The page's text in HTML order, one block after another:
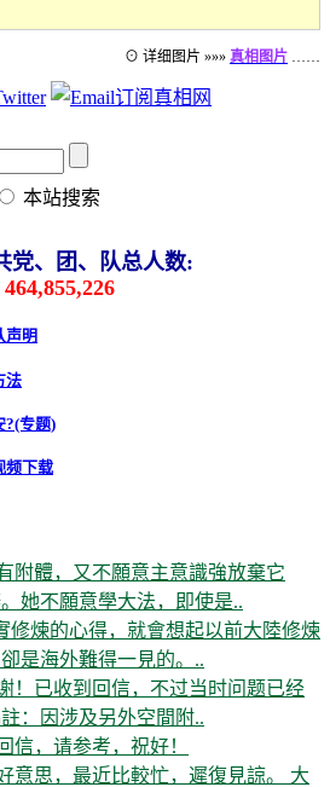
⊙ 详细图片 »»» 真相图片 ……
本站搜索
党、团、队总人数:
464,855,226
声明
法
?(专题)
频下载
附體，又不願意主意識強放棄它
她不願意學大法，即使是..
修煉的心得，就會想起以前大陸修煉
是海外難得一見的。..
！已收到回信，不过当时问题已经
：因涉及另外空間附..
信，请参考，祝好！
意思，最近比較忙，遲復見諒。 大